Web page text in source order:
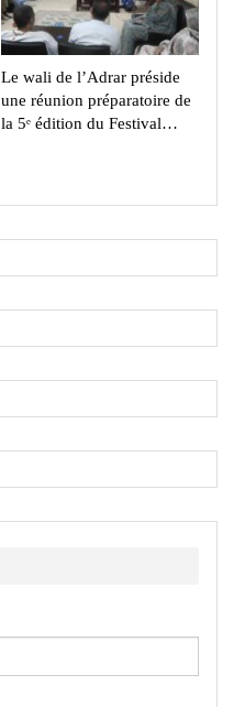
Le wali de l’Adrar préside
une réunion préparatoire de
la 5ᵉ édition du Festival…